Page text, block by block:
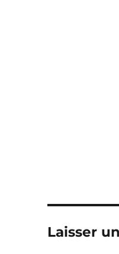
Laisser